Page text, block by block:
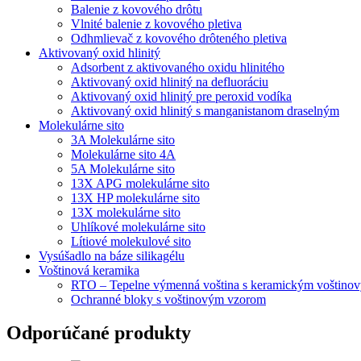
Balenie z kovového drôtu
Vlnité balenie z kovového pletiva
Odhmlievač z kovového drôteného pletiva
Aktivovaný oxid hlinitý
Adsorbent z aktivovaného oxidu hlinitého
Aktivovaný oxid hlinitý na defluoráciu
Aktivovaný oxid hlinitý pre peroxid vodíka
Aktivovaný oxid hlinitý s manganistanom draselným
Molekulárne sito
3A Molekulárne sito
Molekulárne sito 4A
5A Molekulárne sito
13X APG molekulárne sito
13X HP molekulárne sito
13X molekulárne sito
Uhlíkové molekulárne sito
Lítiové molekulové sito
Vysúšadlo na báze silikagélu
Voštinová keramika
RTO – Tepelne výmenná voština s keramickým
Ochranné bloky s voštinovým vzorom
Odporúčané produkty